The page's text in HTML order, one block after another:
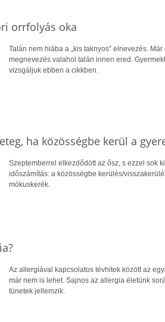
orrfolyás oka
Talán nem hiába a „kis taknyos” elnevezés.
megnevezés valahol talán innen ered.
vizsgáljuk ebben a cikkben.
ha közösségbe kerül a
Szeptemberrel elkezdődött az ősz, s ezzel sok
időszámítás: a közösségbe kerülés/
mókuskerék.
Az allergiával kapcsolatos tévhitek között az
már nem is lehet. Sajnos az allergia életünk
tünetek jellemzik.